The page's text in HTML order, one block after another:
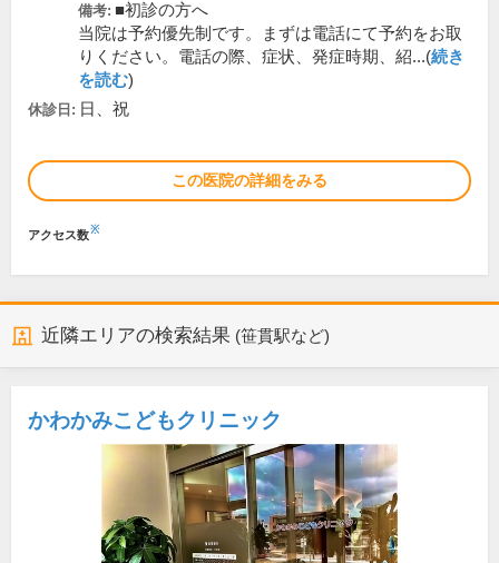
備考: ■初診の方へ
当院は予約優先制です。まずは電話にて予約をお取
りください。電話の際、症状、発症時期、紹...(続き
を読む)
休診日: 日、祝
この医院の詳細をみる
アクセス数※
近隣エリアの検索結果 (笹貫駅など)
かわかみこどもクリニック